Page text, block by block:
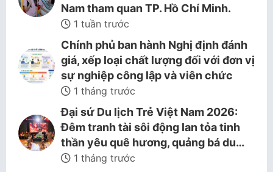
Nam tham quan TP. Hồ Chí Minh.
1 tuần trước
Chính phủ ban hành Nghị định đánh
giá, xếp loại chất lượng đối với đơn vị
sự nghiệp công lập và viên chức
1 tháng trước
Đại sứ Du lịch Trẻ Việt Nam 2026:
Đêm tranh tài sôi động lan tỏa tinh
thần yêu quê hương, quảng bá du…
1 tháng trước